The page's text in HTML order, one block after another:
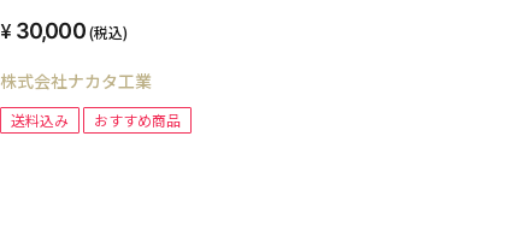
30,000(税込)
株式会社ナカタ工業
送料込み おすすめ商品